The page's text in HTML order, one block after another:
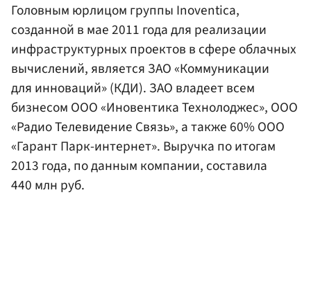
Головным юрлицом группы Inoventica,
созданной в мае 2011 года для реализации
инфраструктурных проектов в сфере облачных
вычислений, является ЗАО «Коммуникации
для инноваций» (КДИ). ЗАО владеет всем
бизнесом ООО «Иновентика Технолоджес», ООО
«Радио Телевидение Связь», а также 60% ООО
«Гарант Парк-интернет». Выручка по итогам
2013 года, по данным компании, составила
440 млн руб.